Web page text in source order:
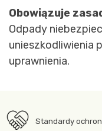
Obowiązuje
Odpady
unieszkodliwienia
uprawnienia.
Standardy